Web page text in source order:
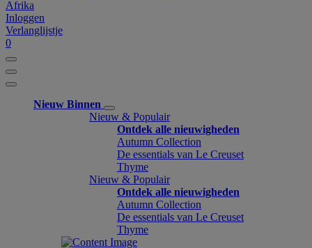
Afrika
Inloggen
Verlanglijstje
0
Nieuw Binnen
Nieuw & Populair
Ontdek alle nieuwigheden
Autumn Collection
De essentials van Le Creuset
Thyme
Nieuw & Populair
Ontdek alle nieuwigheden
Autumn Collection
De essentials van Le Creuset
Thyme